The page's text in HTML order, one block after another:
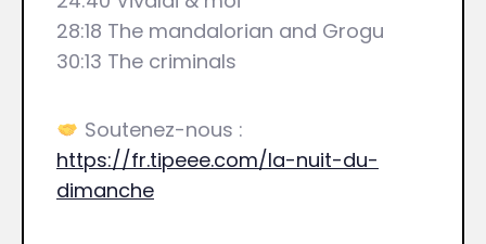
28:18 The mandalorian and Grogu
30:13 The criminals
Soutenez-nous :
https://fr.tipeee.com/la-nuit-du-
dimanche